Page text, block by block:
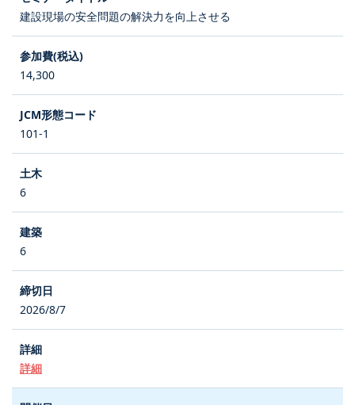
建設現場の安全問題の解決力を向上させる
14,300
101-1
6
6
2026/8/7
詳細